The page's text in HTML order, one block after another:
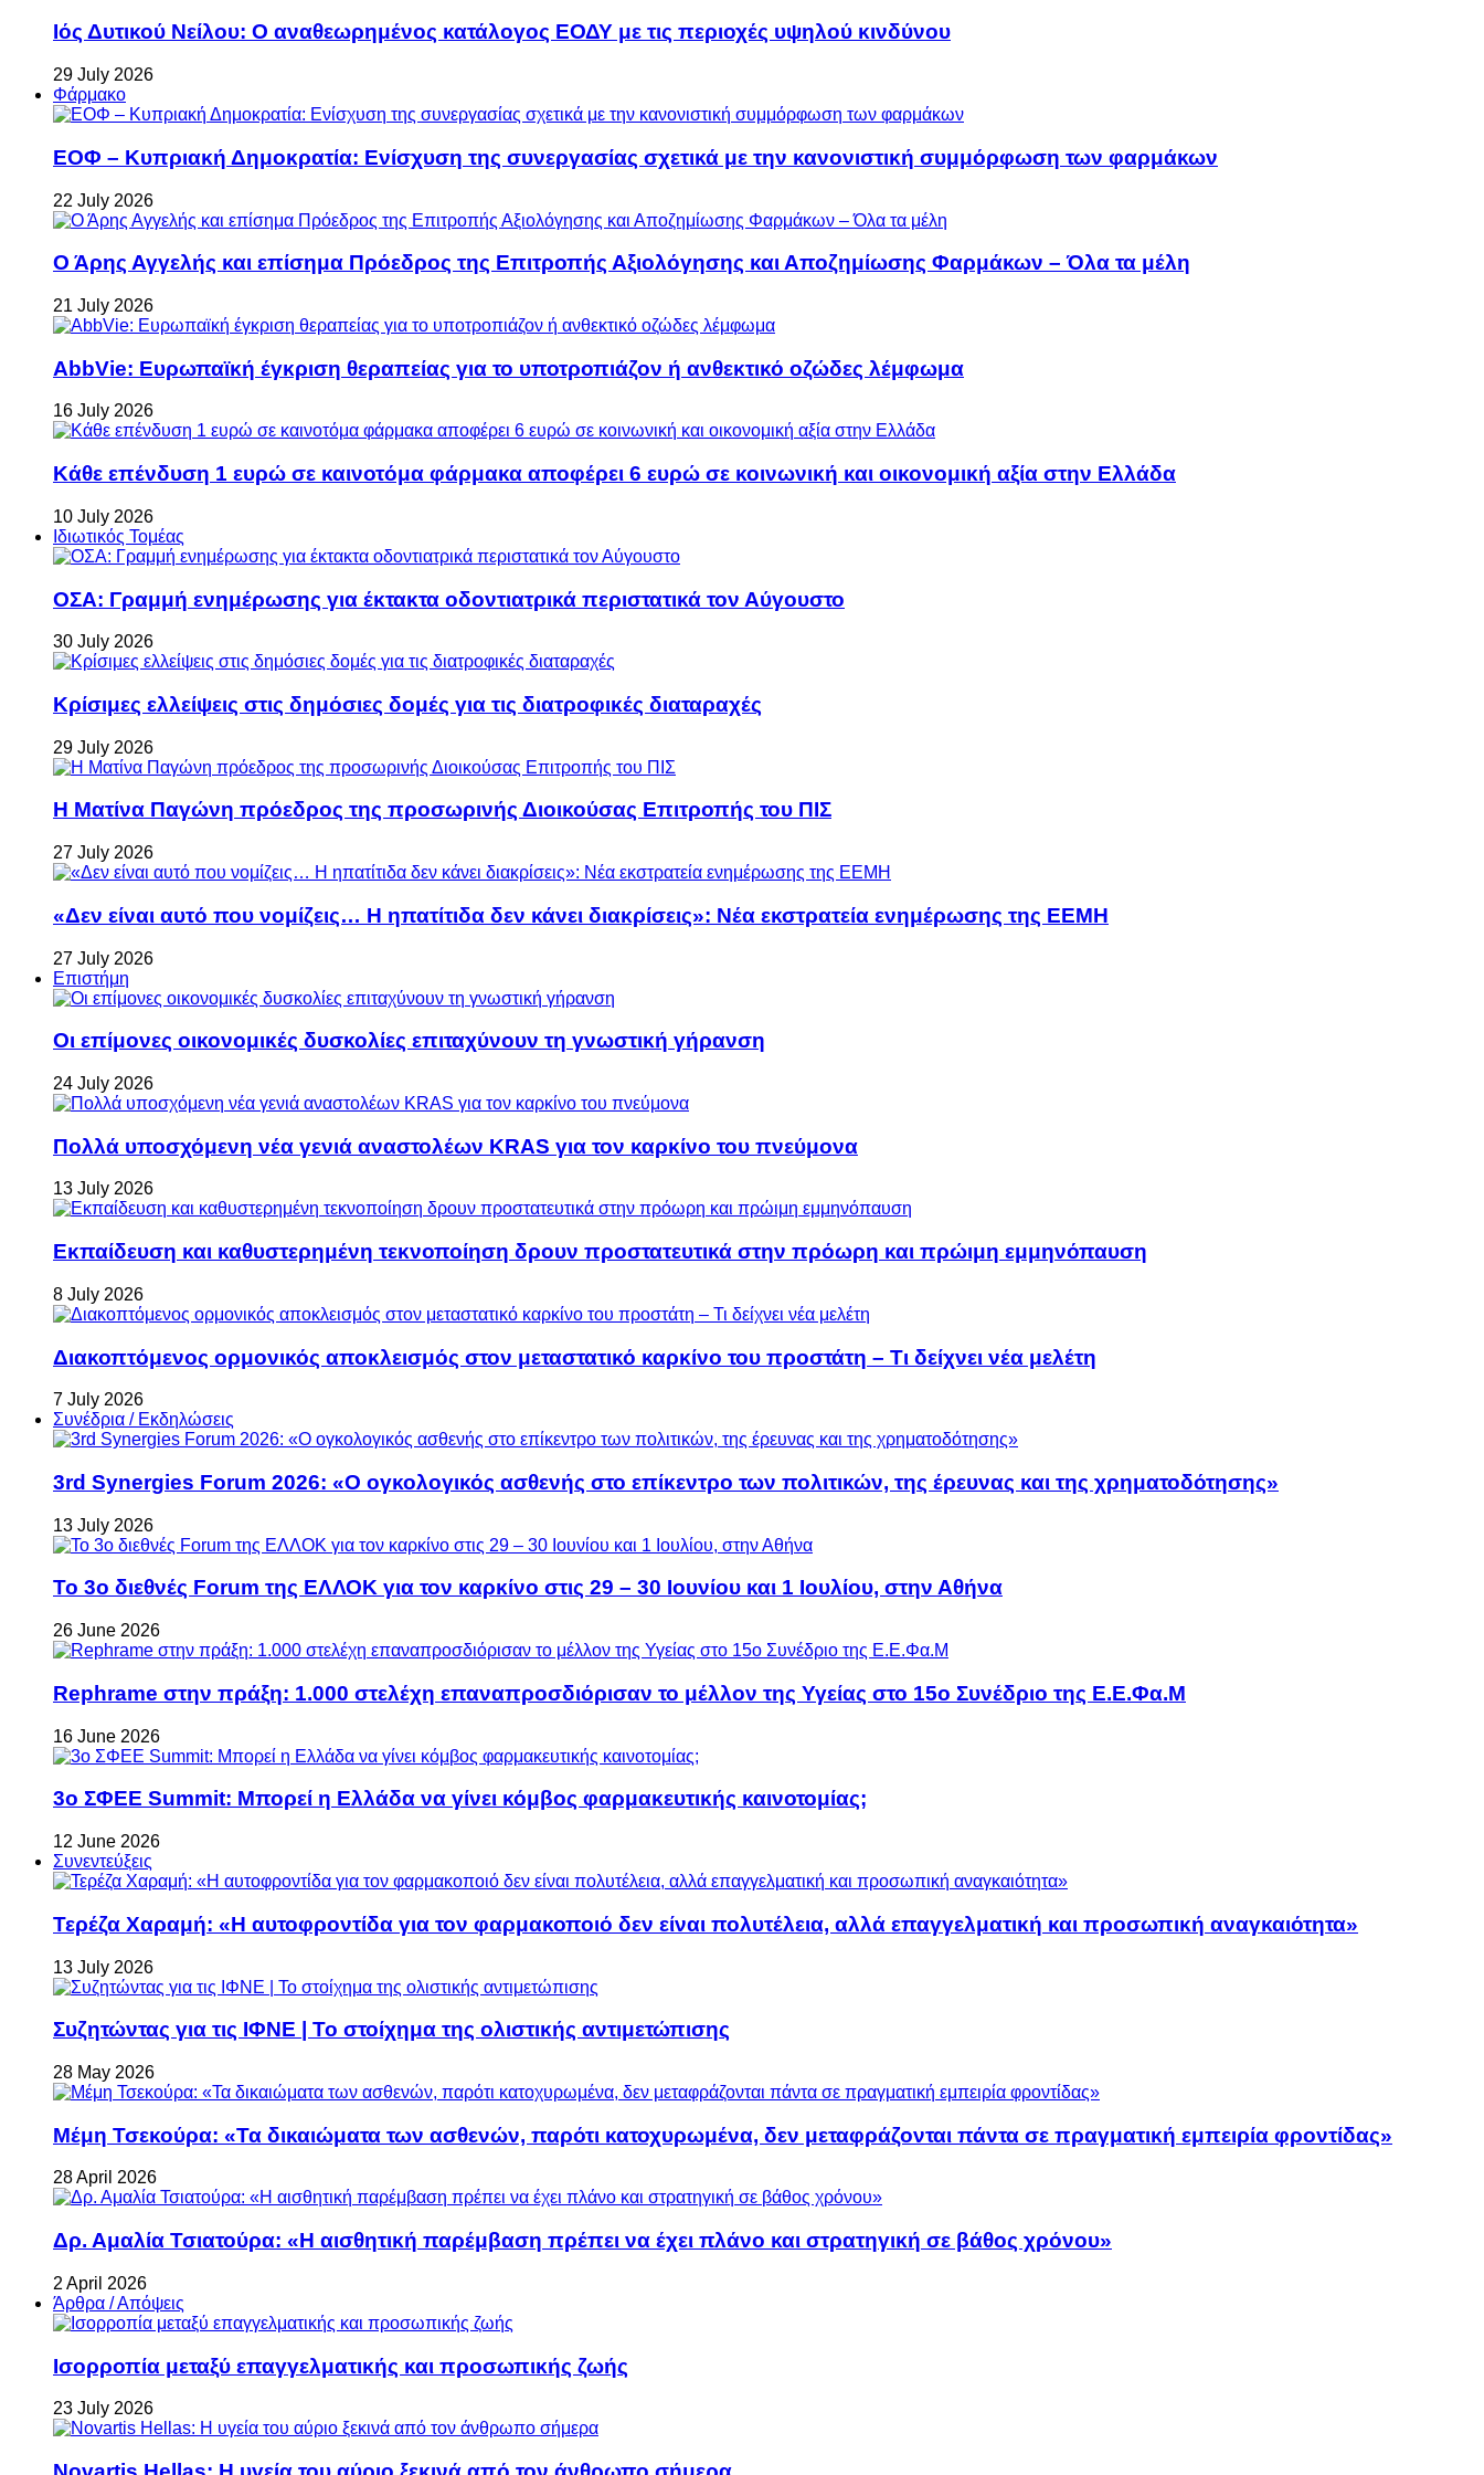
Ιός Δυτικού Νείλου: Ο αναθεωρημένος κατάλογος ΕΟΔΥ με τις περιοχές υψηλού κινδύνου
29 July 2026
Φάρμακο
ΕΟΦ – Κυπριακή Δημοκρατία: Ενίσχυση της συνεργασίας σχετικά με την κανονιστική συμμόρφωση των φαρμάκων
22 July 2026
Ο Άρης Αγγελής και επίσημα Πρόεδρος της Επιτροπής Αξιολόγησης και Αποζημίωσης Φαρμάκων – Όλα τα μέλη
21 July 2026
AbbVie: Ευρωπαϊκή έγκριση θεραπείας για το υποτροπιάζον ή ανθεκτικό οζώδες λέμφωμα
16 July 2026
Κάθε επένδυση 1 ευρώ σε καινοτόμα φάρμακα αποφέρει 6 ευρώ σε κοινωνική και οικονομική αξία στην Ελλάδα
10 July 2026
Ιδιωτικός Τομέας
ΟΣΑ: Γραμμή ενημέρωσης για έκτακτα οδοντιατρικά περιστατικά τον Αύγουστο
30 July 2026
Κρίσιμες ελλείψεις στις δημόσιες δομές για τις διατροφικές διαταραχές
29 July 2026
Η Ματίνα Παγώνη πρόεδρος της προσωρινής Διοικούσας Επιτροπής του ΠΙΣ
27 July 2026
«Δεν είναι αυτό που νομίζεις… Η ηπατίτιδα δεν κάνει διακρίσεις»: Νέα εκστρατεία ενημέρωσης της ΕΕΜΗ
27 July 2026
Επιστήμη
Οι επίμονες οικονομικές δυσκολίες επιταχύνουν τη γνωστική γήρανση
24 July 2026
Πολλά υποσχόμενη νέα γενιά αναστολέων KRAS για τον καρκίνο του πνεύμονα
13 July 2026
Εκπαίδευση και καθυστερημένη τεκνοποίηση δρουν προστατευτικά στην πρόωρη και πρώιμη εμμηνόπαυση
8 July 2026
Διακοπτόμενος ορμονικός αποκλεισμός στον μεταστατικό καρκίνο του προστάτη – Τι δείχνει νέα μελέτη
7 July 2026
Συνέδρια / Εκδηλώσεις
3rd Synergies Forum 2026: «Ο ογκολογικός ασθενής στο επίκεντρο των πολιτικών, της έρευνας και της χρηματοδότησης»
13 July 2026
Το 3ο διεθνές Forum της ΕΛΛΟΚ για τον καρκίνο στις 29 – 30 Ιουνίου και 1 Ιουλίου, στην Αθήνα
26 June 2026
Rephrame στην πράξη: 1.000 στελέχη επαναπροσδιόρισαν το μέλλον της Υγείας στο 15ο Συνέδριο της Ε.Ε.Φα.Μ
16 June 2026
3ο ΣΦΕΕ Summit: Μπορεί η Ελλάδα να γίνει κόμβος φαρμακευτικής καινοτομίας;
12 June 2026
Συνεντεύξεις
Τερέζα Χαραμή: «Η αυτοφροντίδα για τον φαρμακοποιό δεν είναι πολυτέλεια, αλλά επαγγελματική και προσωπική αναγκαιότητα»
13 July 2026
Συζητώντας για τις ΙΦΝΕ | Το στοίχημα της ολιστικής αντιμετώπισης
28 May 2026
Μέμη Τσεκούρα: «Τα δικαιώματα των ασθενών, παρότι κατοχυρωμένα, δεν μεταφράζονται πάντα σε πραγματική εμπειρία φροντίδας»
28 April 2026
Δρ. Αμαλία Τσιατούρα: «Η αισθητική παρέμβαση πρέπει να έχει πλάνο και στρατηγική σε βάθος χρόνου»
2 April 2026
Άρθρα / Απόψεις
Ισορροπία μεταξύ επαγγελματικής και προσωπικής ζωής
23 July 2026